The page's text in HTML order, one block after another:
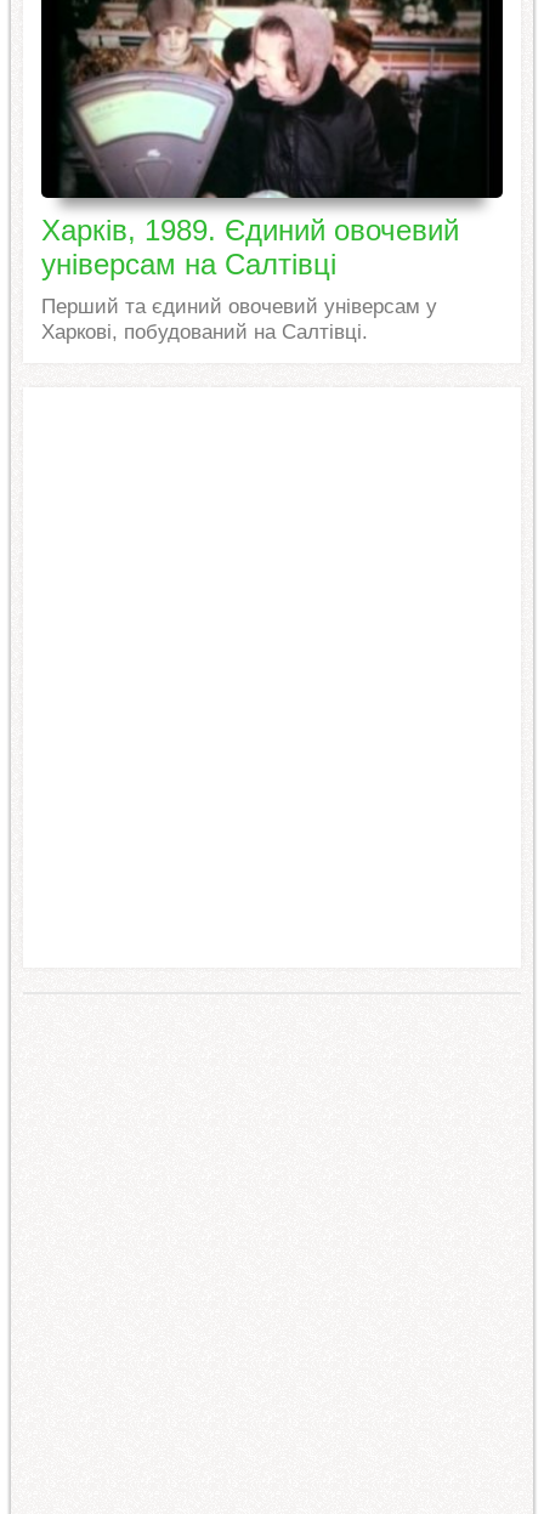
Харків, 1989. Єдиний овочевий
універсам на Салтівці
Перший та єдиний овочевий універсам у
Харкові, побудований на Салтівці.